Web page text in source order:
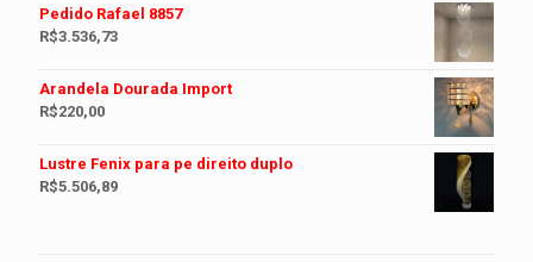
Pedido Rafael 8857
R$3.536,73
Arandela Dourada Import
R$220,00
Lustre Fenix para pe direito duplo
R$5.506,89